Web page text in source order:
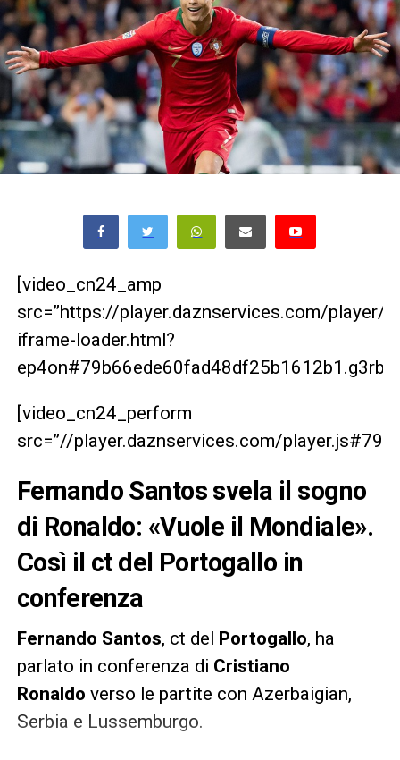
[video_cn24_amp
src=”https://player.daznservices.com/player/
iframe-loader.html?
[video_cn24_perform
src=”//player.daznservices.com/
Fernando Santos svela il sogno
di Ronaldo: «Vuole il Mondiale».
Così il ct del Portogallo in
conferenza
Fernando Santos, ct del Portogallo, ha
parlato in conferenza di Cristiano
Ronaldo verso le partite con Azerbaigian,
Serbia e Lussemburgo.